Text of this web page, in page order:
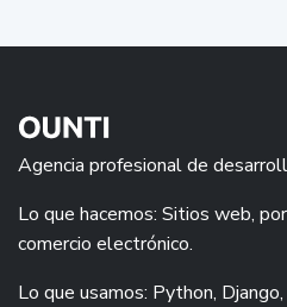
Agencia profesional de
Lo que hacemos: Sitios web,
comercio electrónico.
Lo que usamos: Python,